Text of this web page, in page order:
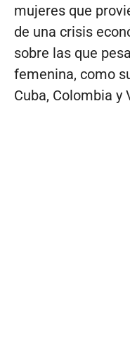
mujeres que
de una crisis
sobre las que
femenina, como
Cuba, Colombia y